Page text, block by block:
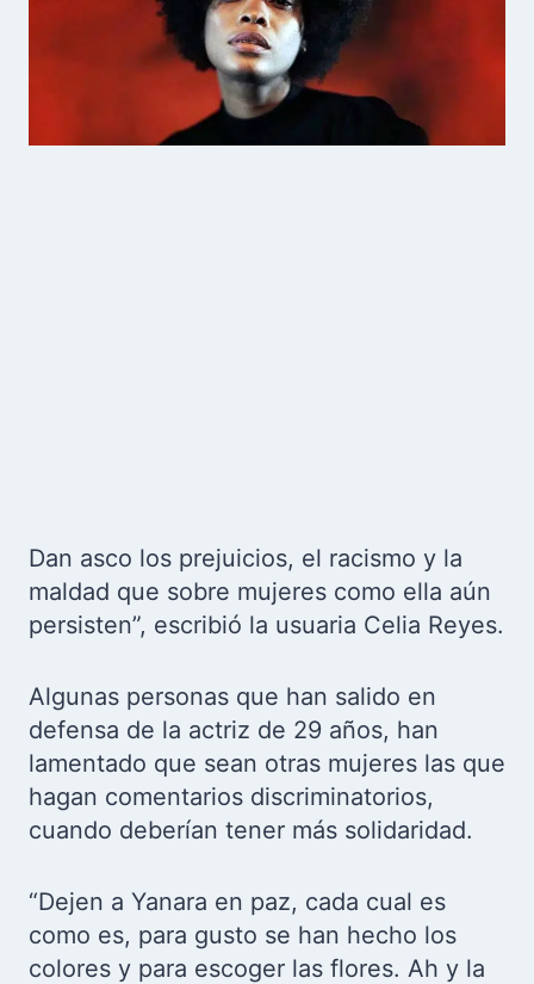
Dan asco los prejuicios, el racismo y la
maldad que sobre mujeres como ella aún
persisten”, escribió la usuaria Celia Reyes.
Algunas personas que han salido en
defensa de la actriz de 29 años, han
lamentado que sean otras mujeres las que
hagan comentarios discriminatorios,
cuando deberían tener más solidaridad.
“Dejen a Yanara en paz, cada cual es
como es, para gusto se han hecho los
colores y para escoger las flores. Ah y la